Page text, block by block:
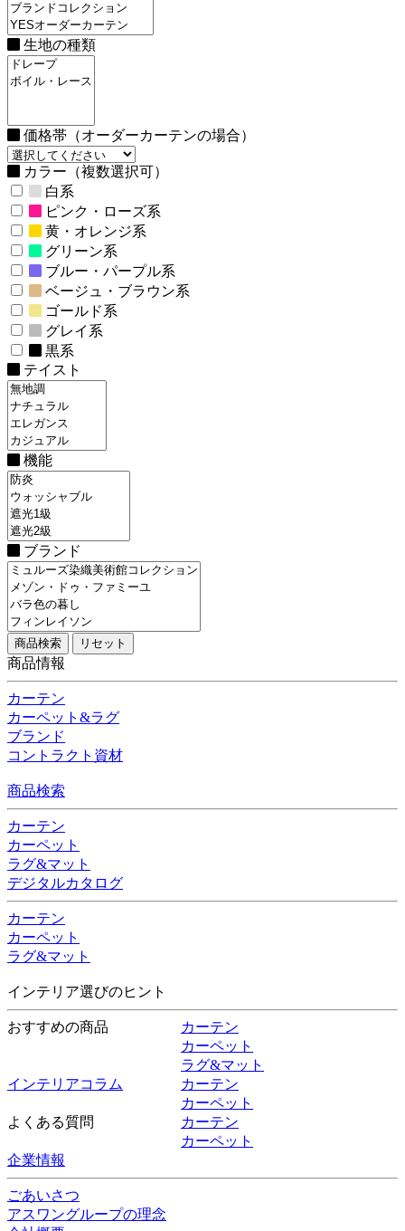
生地の種類
価格帯（オーダーカーテンの場合）
カラー（複数選択可）
白系
ピンク・ローズ系
黄・オレンジ系
グリーン系
ブルー・パープル系
ベージュ・ブラウン系
ゴールド系
グレイ系
黒系
テイスト
機能
ブランド
商品情報
カーテン
カーペット&ラグ
ブランド
コントラクト資材
商品検索
カーテン
カーペット
ラグ&マット
デジタルカタログ
カーテン
カーペット
ラグ&マット
インテリア選びのヒント
おすすめの商品
カーテン
カーペット
ラグ&マット
インテリアコラム
カーテン
カーペット
よくある質問
カーテン
カーペット
企業情報
ごあいさつ
アスワングループの理念